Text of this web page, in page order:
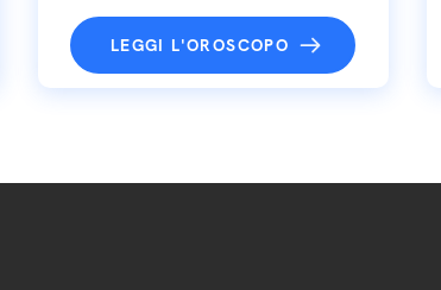
LEGGI L'OROSCOPO